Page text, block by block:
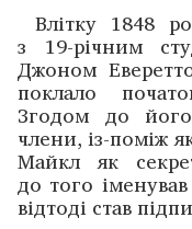
Влітку 1848
з 19-річним
Джоном
поклало
Згодом до
члени, із-поміж
Майкл як
до того іменував
відтоді став